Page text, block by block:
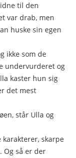
til den
var drab, men
huske sin egen
ikke som de
undervurderet og
kaster hun sig
det mest
står Ulla og
skarpe
Og så er der